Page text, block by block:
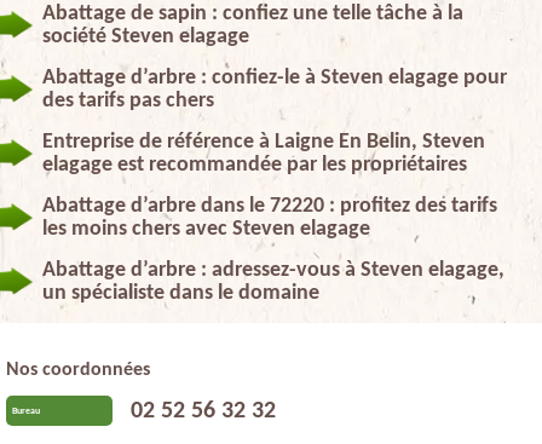
Abattage de sapin : confiez une telle tâche à la
société Steven elagage
Abattage d’arbre : confiez-le à Steven elagage pour
des tarifs pas chers
Entreprise de référence à Laigne En Belin, Steven
elagage est recommandée par les propriétaires
Abattage d’arbre dans le 72220 : profitez des tarifs
les moins chers avec Steven elagage
Abattage d’arbre : adressez-vous à Steven elagage,
un spécialiste dans le domaine
Nos coordonnées
Bureau 02 52 56 32 32